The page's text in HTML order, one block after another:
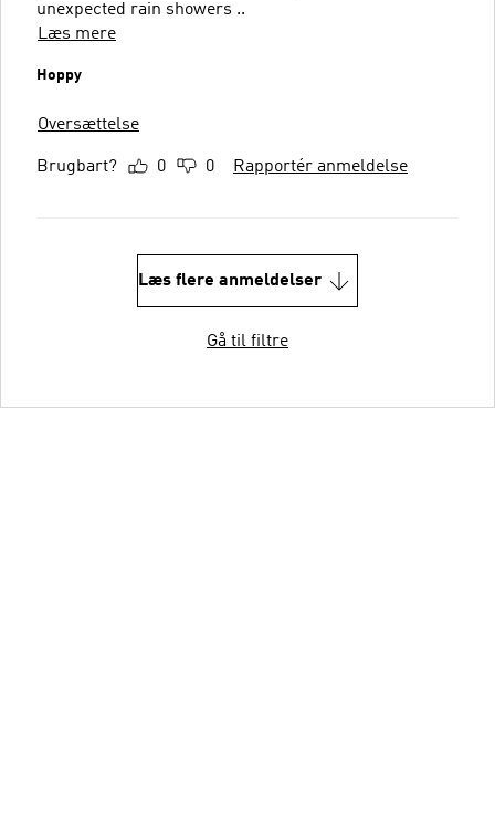
unexpected rain showers ..
Læs mere
Hoppy
Oversættelse
Brugbart? 0 0 Rapportér anmeldelse
Læs flere anmeldelser
Gå til filtre